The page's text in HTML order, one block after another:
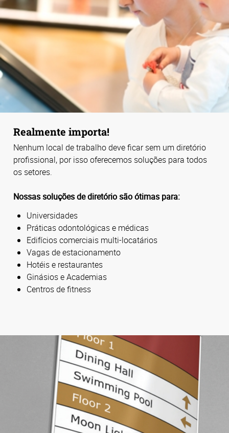
Realmente importa!
Nenhum local de trabalho deve ficar sem um diretório
profissional, por isso oferecemos soluções para todos
os setores.
Nossas soluções de diretório são ótimas para:
Universidades
Práticas odontológicas e médicas
Edifícios comerciais multi-locatários
Vagas de estacionamento
Hotéis e restaurantes
Ginásios e Academias
Centros de fitness